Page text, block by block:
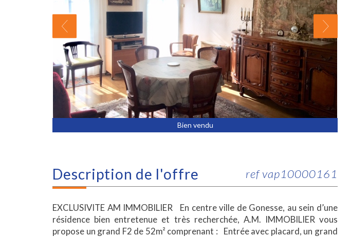
Bien vendu
description de l'offre ref vap10000161
EXCLUSIVITE AM IMMOBILIER En centre ville de Gonesse, au sein d’une
résidence bien entretenue et très recherchée, A.M. IMMOBILIER vous
propose un grand F2 de 52m² comprenant : Entrée avec placard, un grand